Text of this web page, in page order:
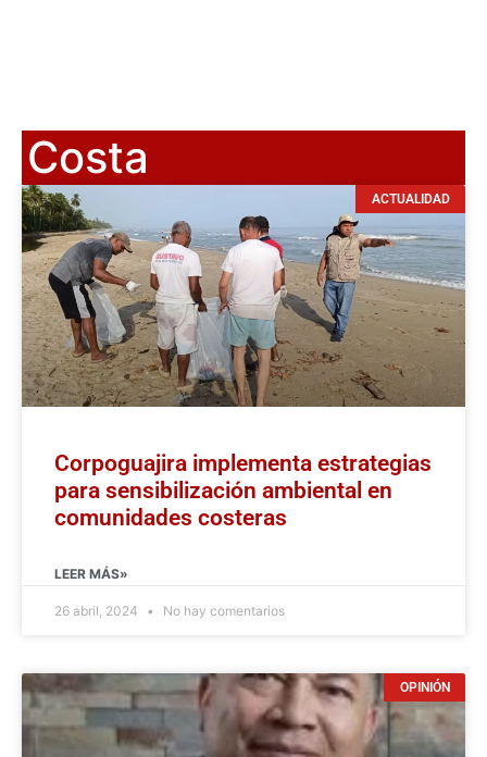
Costa
ACTUALIDAD
Corpoguajira implementa estrategias
para sensibilización ambiental en
comunidades costeras
LEER MÁS»
26 abril, 2024 No hay comentarios
OPINIÓN